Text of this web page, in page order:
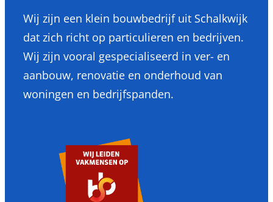
Wij zijn een klein bouwbedrijf uit Schalkwijk
dat zich richt op particulieren en bedrijven.
Wij zijn vooral gespecialiseerd in ver- en
aanbouw, renovatie en onderhoud van
woningen en bedrijfspanden.